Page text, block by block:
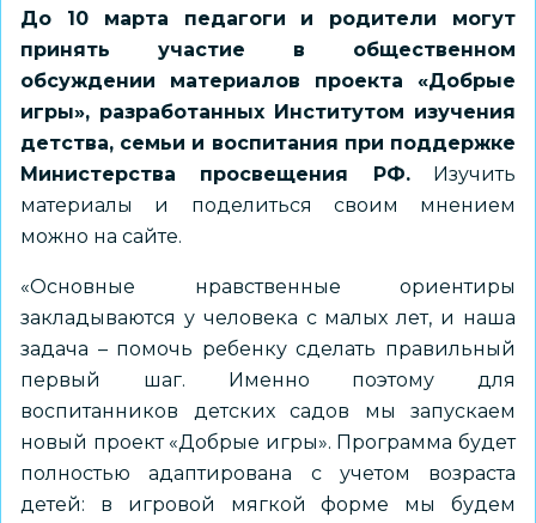
До 10 марта педагоги и родители могут
принять участие в общественном
обсуждении материалов проекта «Добрые
игры», разработанных Институтом изучения
детства, семьи и воспитания при поддержке
Министерства просвещения РФ.Изучить
материалы и поделиться своим мнением
можно на сайте.
«Основные нравственные ориентиры
закладываются у человека с малых лет, и наша
задача – помочь ребенку сделать правильный
первый шаг. Именно поэтому для
воспитанников детских садов мы запускаем
новый проект «Добрые игры». Программа будет
полностью адаптирована с учетом возраста
детей: в игровой мягкой форме мы будем